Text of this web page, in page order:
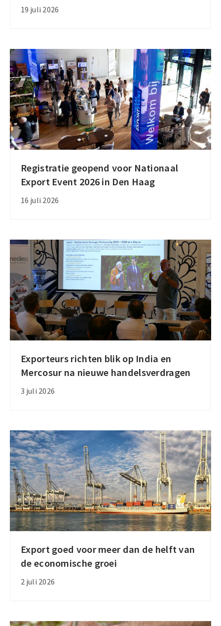
19 juli 2026
najaar
over
actuele
exportthema’s
Registratie geopend voor Nationaal
Export Event 2026 in Den Haag
16 juli 2026
Registratie
geopend
voor
Event
2026
in
Den
Haag
Exporteurs richten blik op India en
Mercosur na nieuwe handelsverdragen
3 juli 2026
Exporteurs
richten
blik
en
Mercosur
na
nieuwe
handelsverdragen
Export goed voor meer dan de helft van
de economische groei
2 juli 2026
Export
goed
voor
de